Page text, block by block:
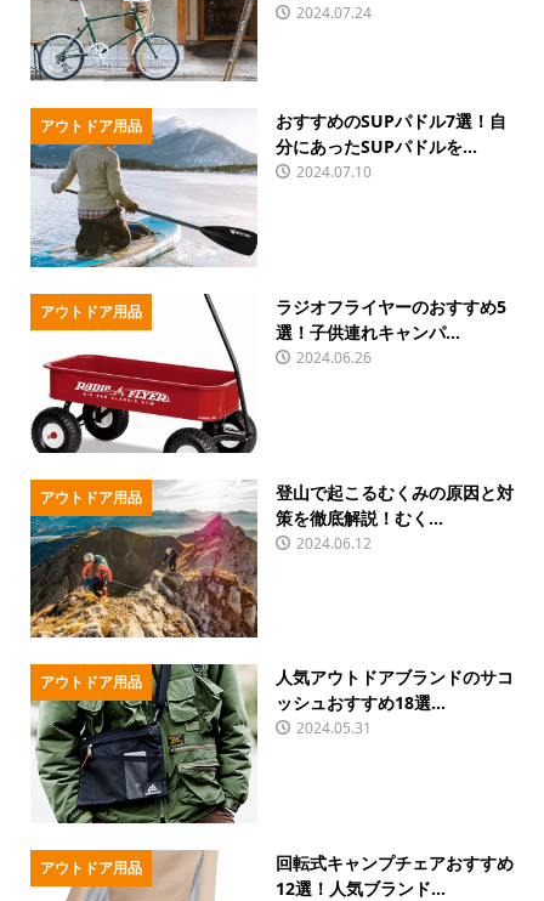
2024.07.24
アウトドア用品
おすすめのSUPパドル7選！自
分にあったSUPパドルを...
2024.07.10
アウトドア用品
ラジオフライヤーのおすすめ5
選！子供連れキャンパ...
2024.06.26
アウトドア用品
登山で起こるむくみの原因と対
策を徹底解説！むく...
2024.06.12
アウトドア用品
人気アウトドアブランドのサコ
ッシュおすすめ18選...
2024.05.31
アウトドア用品
回転式キャンプチェアおすすめ
12選！人気ブランド...